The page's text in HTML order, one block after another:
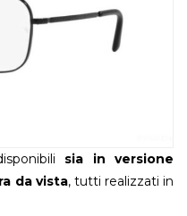
sia in versione
da vista, tutti realizzati in